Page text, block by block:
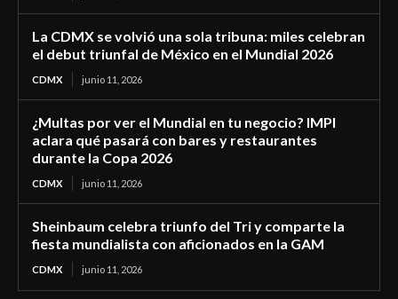
La CDMX se volvió una sola tribuna: miles celebran
el debut triunfal de México en el Mundial 2026
CDMX junio 11, 2026
¿Multas por ver el Mundial en tu negocio? IMPI
aclara qué pasará con bares y restaurantes
durante la Copa 2026
CDMX junio 11, 2026
Sheinbaum celebra triunfo del Tri y comparte la
fiesta mundialista con aficionados en la GAM
CDMX junio 11, 2026